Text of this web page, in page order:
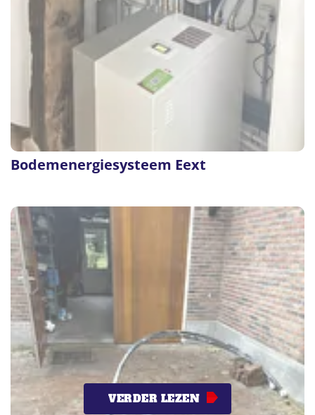
Bodemenergiesysteem Eext
VERDER LEZEN